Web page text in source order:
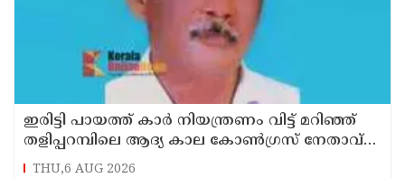
ഇരിട്ടി പായത്ത് കാർ നിയന്ത്രണം വിട്ട് മറിഞ്ഞ്
തളിപ്പറമ്പിലെ ആദ്യ കാല കോണ്‍ഗ്രസ് നേതാവ്
മരിച്ചു
THU,6 AUG 2026